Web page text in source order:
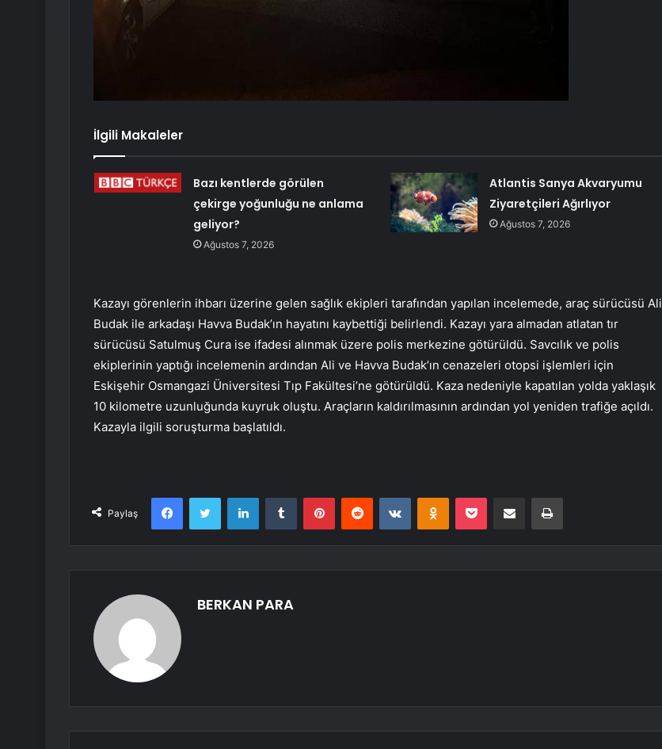
İlgili Makaleler
Bazı kentlerde görülen
çekirge yoğunluğu ne anlama
geliyor?
Ağustos 7, 2026
Atlantis Sanya Akvaryumu
Ziyaretçileri Ağırlıyor
Ağustos 7, 2026
Kazayı görenlerin ihbarı üzerine gelen sağlık ekipleri tarafından yapılan incelemede, araç sürücüsü Ali
Budak ile arkadaşı Havva Budak’ın hayatını kaybettiği belirlendi. Kazayı yara almadan atlatan tır
sürücüsü Satulmuş Cura ise ifadesi alınmak üzere polis merkezine götürüldü. Savcılık ve polis
ekiplerinin yaptığı incelemenin ardından Ali ve Havva Budak’ın cenazeleri otopsi işlemleri için
Eskişehir Osmangazi Üniversitesi Tıp Fakültesi’ne götürüldü. Kaza nedeniyle kapatılan yolda yaklaşık
10 kilometre uzunluğunda kuyruk oluştu. Araçların kaldırılmasının ardından yol yeniden trafiğe açıldı.
Kazayla ilgili soruşturma başlatıldı.
Paylaş
FacebookTwitter LinkedInTumblr PinterestReddit VKontakteOdnoklassniki
Pocket E-Posta ile paylaş Yazdır
BERKAN PARA